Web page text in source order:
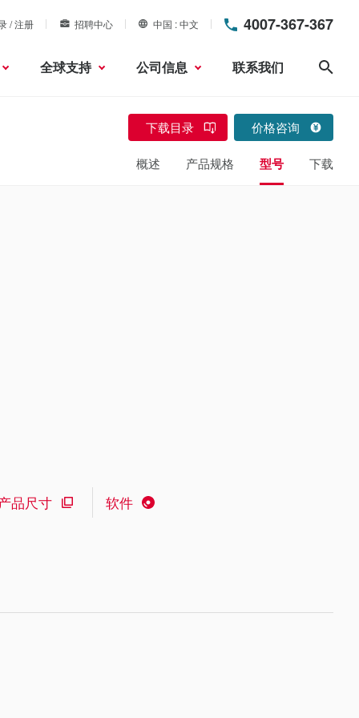
/ 注册 招聘中心 中国 中文 4007-367-367
全球支持 公司信息 联系我们
下载目录 价格咨询
概述 产品规格 型号 下载
品尺寸 软件